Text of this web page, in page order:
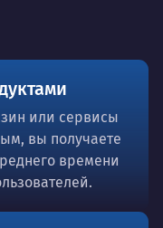
или сервисы
вы получаете
времени